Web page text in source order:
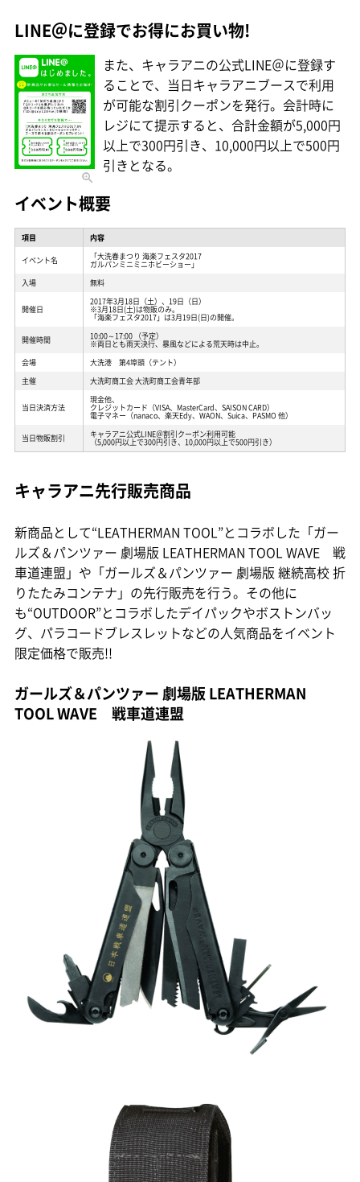
LINE＠に登録でお得にお買い物!
また、キャラアニの公式LINE＠に登録す
ることで、当日キャラアニブースで利用
が可能な割引クーポンを発行。会計時に
レジにて提示すると、合計金額が5,000円
以上で300円引き、10,000円以上で500円
引きとなる。
イベント概要
項目 内容
イベント名 「大洗春まつり 海楽フェスタ2017
ガルパンミニミニホビーショー」
入場
無料
開催日
2017年3月18日（土）、19日（日）
※3月18日(土)は物販のみ。
「海楽フェスタ2017」は3月19日(日)の開催。
開催時間 10:00～17:00 （予定）
※両日とも雨天決行、暴風などによる荒天時は中止。
会場
大洗港 第4埠頭（テント）
主催
大洗町商工会 大洗町商工会青年部
当日決済方法
現金他、
クレジットカード（VISA、MasterCard、SAISON CARD）
電子マネー（nanaco、楽天Edy、WAON、Suica、PASMO 他）
当日物販割引 キャラアニ公式LINE＠割引クーポン利用可能
（5,000円以上で300円引き、10,000円以上で500円引き）
キャラアニ先行販売商品
新商品として“LEATHERMAN TOOL”とコラボした「ガー
ルズ＆パンツァー 劇場版 LEATHERMAN TOOL WAVE 戦
車道連盟」や「ガールズ＆パンツァー 劇場版 継続高校 折
りたたみコンテナ」の先行販売を行う。その他に
も“OUTDOOR”とコラボしたデイパックやボストンバッ
グ、パラコードブレスレットなどの人気商品をイベント
限定価格で販売!!
ガールズ＆パンツァー 劇場版 LEATHERMAN
TOOL WAVE 戦車道連盟